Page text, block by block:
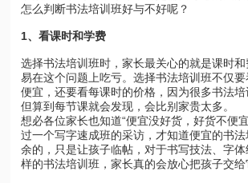
怎么判断书法培训班好与不好呢？
1、看课时和学费
选择书法培训班时，家长最关心的就是课时
易在这个问题上吃亏。选择书法培训班不仅
便宜，还要看每课时的价格，因为很多书法培
但算到每节课就会发现，会比别家贵太多。
想必各位家长也知道“便宜没好货，好货不便
过一个写字速成班的采访，才知道便宜的书
余的，只是让孩子临帖，对于书写技法、字
样的书法培训班，家长真的会放心把孩子交给